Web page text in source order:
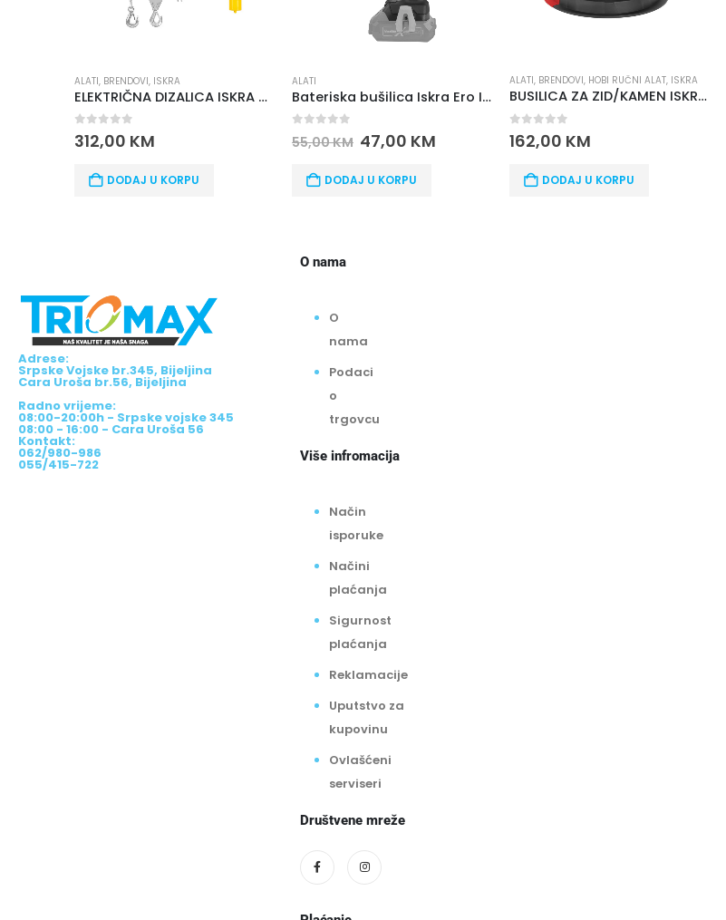
ALATI
Bateriska bušilica Iskra Ero IEX-CD200
0out of 5
55,00KM 47,00
DODAJ U KORPU
ALATI
BUSILICA ZA ZID/KAMEN ISKRA DS710-180
162,00KM
DODAJ U KORPU
ALATI, BRENDOVI, HOBI RUČNI ALAT, ISKRA
Ubodna pila ISKRA JS450 HOBI
0out of 5
81,00KM 61,00
DODAJ U KORPU
Adrese:
Srpske Vojske br.345, Bijeljina
Cara Uroša br.56, Bijeljina
Radno vrijeme:
08:00-20:00h - Srpske vojske 345
08:00 - 16:00 - Cara Uroša 56
Kontakt:
062/980-986
055/415-722
O nama
O
nama
Podaci
o
trgovcu
Više infromacija
Način
isporuke
Načini
plaćanja
Sigurnost
plaćanja
Reklamacije
Uputstvo za
kupovinu
Ovlašćeni
serviseri
Društvene mreže